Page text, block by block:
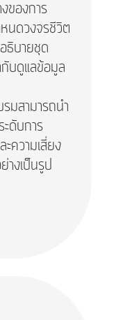
ของการ
นดวงจรชีวิต
ธิบายชุด
บดูแลข้อมูล
มสามารถนำ
ดับการ
ความเสี่ยง
างเป็นรูป